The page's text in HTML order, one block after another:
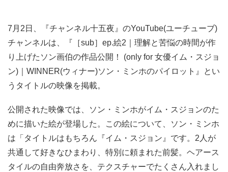
7月2日、『チャンネル十五夜』のYouTube(ユーチューブ)
チャンネルは、『［sub］ep.絵2｜理解と苦悩の時間が作
り上げたソン画伯の作品公開！ (only for 女優イム・スジョ
ン)｜WINNER(ウィナー)ソン・ミンホのパイロット』とい
うタイトルの映像を掲載。
公開された映像では、ソン・ミンホがイム・スジョンのた
めに描いた絵が登場した。この絵について、ソン・ミンホ
は「タイトルはもちろん『イム・スジョン』です。2人が
共通して好きなひまわり、特別に頼まれた前髪。ヘアース
タイルの自由奔放さを、テクスチャーでたくさん入れまし